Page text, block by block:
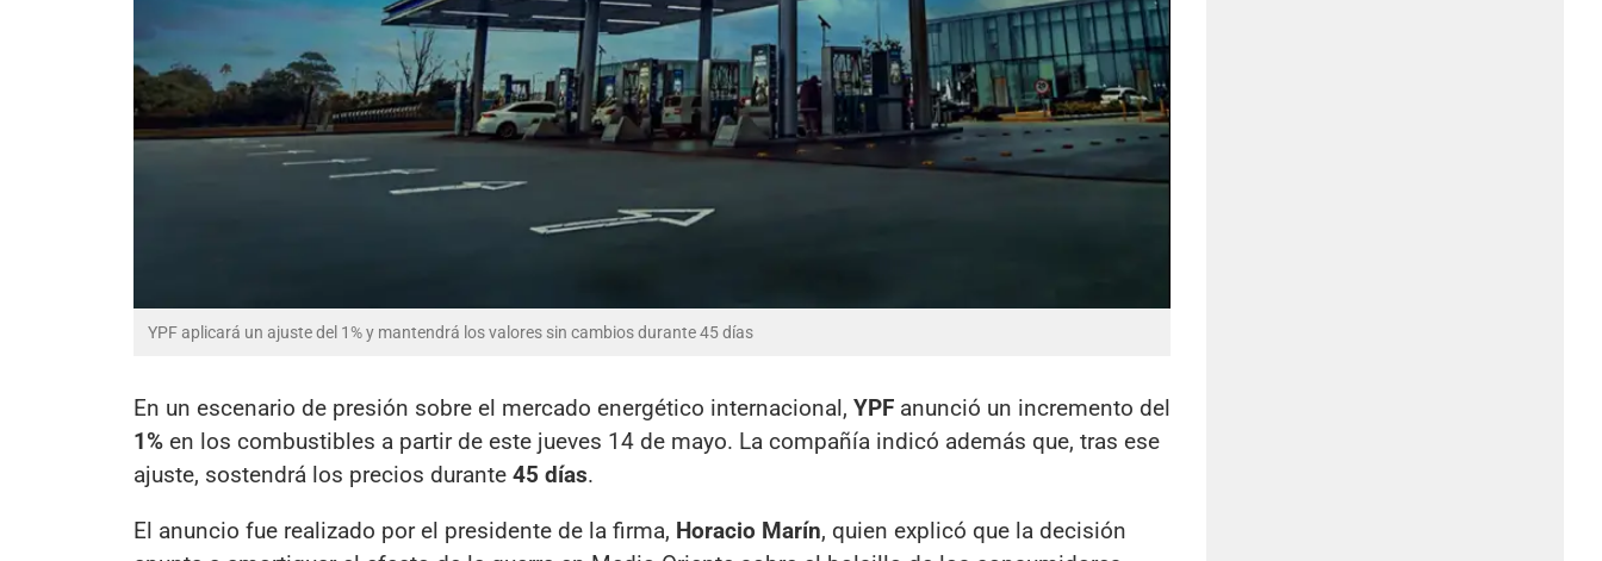
YPF aplicará un ajuste del 1% y mantendrá los valores sin cambios durante 45 días
En un escenario de presión sobre el mercado energético internacional, YPF anunció un incremento del
1% en los combustibles a partir de este jueves 14 de mayo. La compañía indicó además que, tras ese
ajuste, sostendrá los precios durante 45 días.
El anuncio fue realizado por el presidente de la firma, Horacio Marín, quien explicó que la decisión